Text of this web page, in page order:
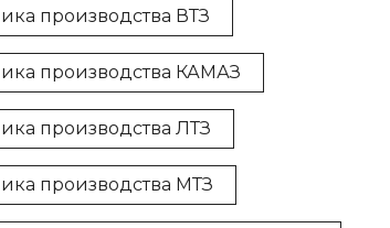
производства ВТЗ
производства КАМАЗ
производства ЛТЗ
производства МТЗ